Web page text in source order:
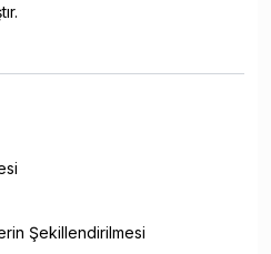
Şekillendirilmesi